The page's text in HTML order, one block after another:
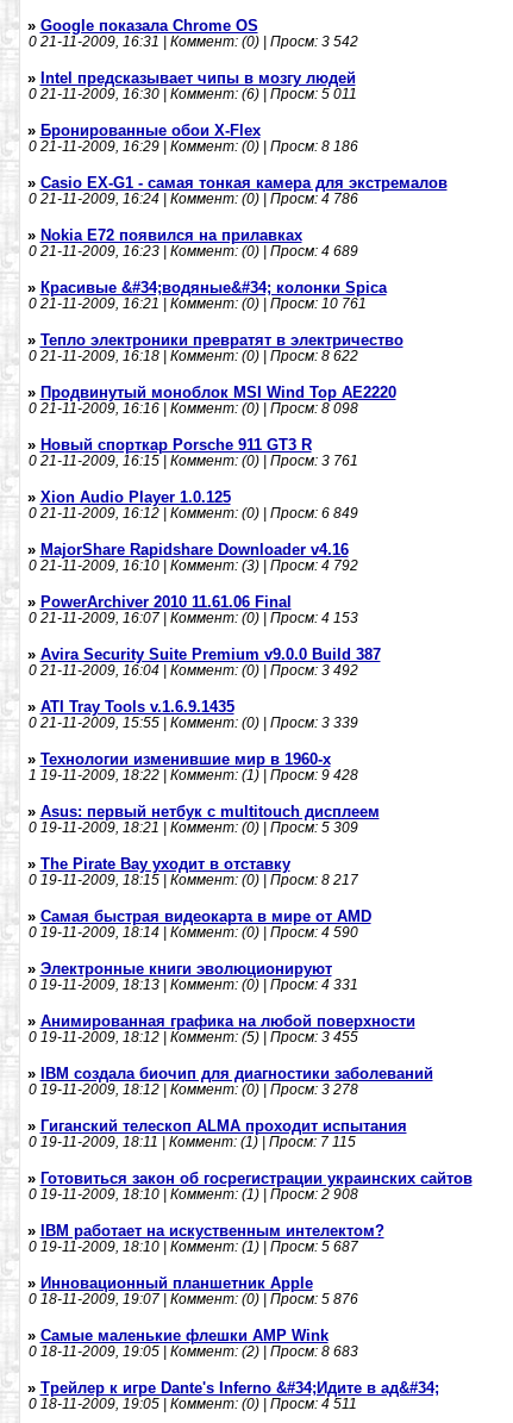
» Google показала Chrome OS
021-11-2009, 16:31 | Коммент: (0) | Просм: 3 542
» Intel предсказывает чипы в мозгу людей
021-11-2009, 16:30 | Коммент: (6) | Просм: 5 011
» Бронированные обои X-Flex
021-11-2009, 16:29 | Коммент: (0) | Просм: 8 186
» Casio EX-G1 - самая тонкая камера для экстремалов
021-11-2009, 16:24 | Коммент: (0) | Просм: 4 786
» Nokia E72 появился на прилавках
021-11-2009, 16:23 | Коммент: (0) | Просм: 4 689
» Красивые &#34;водяные&#34; колонки Spica
021-11-2009, 16:21 | Коммент: (0) | Просм: 10 761
» Тепло электроники превратят в электричество
021-11-2009, 16:18 | Коммент: (0) | Просм: 8 622
» Продвинутый моноблок MSI Wind Top AE2220
021-11-2009, 16:16 | Коммент: (0) | Просм: 8 098
» Новый спорткар Porsche 911 GT3 R
021-11-2009, 16:15 | Коммент: (0) | Просм: 3 761
» Xion Audio Player 1.0.125
021-11-2009, 16:12 | Коммент: (0) | Просм: 6 849
» MajorShare Rapidshare Downloader v4.16
021-11-2009, 16:10 | Коммент: (3) | Просм: 4 792
» PowerArchiver 2010 11.61.06 Final
021-11-2009, 16:07 | Коммент: (0) | Просм: 4 153
» Avira Security Suite Premium v9.0.0 Build 387
021-11-2009, 16:04 | Коммент: (0) | Просм: 3 492
» ATI Tray Tools v.1.6.9.1435
021-11-2009, 15:55 | Коммент: (0) | Просм: 3 339
» Технологии изменившие мир в 1960-х
1 19-11-2009, 18:22 | Коммент: (1) | Просм: 9 428
» Asus: первый нетбук с multitouch дисплеем
019-11-2009, 18:21 | Коммент: (0) | Просм: 5 309
» The Pirate Bay уходит в отставку
019-11-2009, 18:15 | Коммент: (0) | Просм: 8 217
» Самая быстрая видеокарта в мире от AMD
019-11-2009, 18:14 | Коммент: (0) | Просм: 4 590
» Электронные книги эволюционируют
019-11-2009, 18:13 | Коммент: (0) | Просм: 4 331
» Анимированная графика на любой поверхности
019-11-2009, 18:12 | Коммент: (5) | Просм: 3 455
» IBM создала биочип для диагностики заболеваний
019-11-2009, 18:12 | Коммент: (0) | Просм: 3 278
» Гиганский телескоп ALMA проходит испытания
019-11-2009, 18:11 | Коммент: (1) | Просм: 7 115
» Готовиться закон об госрегистрации украинских сайтов
019-11-2009, 18:10 | Коммент: (1) | Просм: 2 908
» IBM работает на искуственным интелектом?
019-11-2009, 18:10 | Коммент: (1) | Просм: 5 687
» Инновационный планшетник Apple
018-11-2009, 19:07 | Коммент: (0) | Просм: 5 876
» Самые маленькие флешки AMP Wink
018-11-2009, 19:05 | Коммент: (2) | Просм: 8 683
» Трейлер к игре Dante's Inferno &#34;Идите в ад&#34;
018-11-2009, 19:05 | Коммент: (0) | Просм: 4 511